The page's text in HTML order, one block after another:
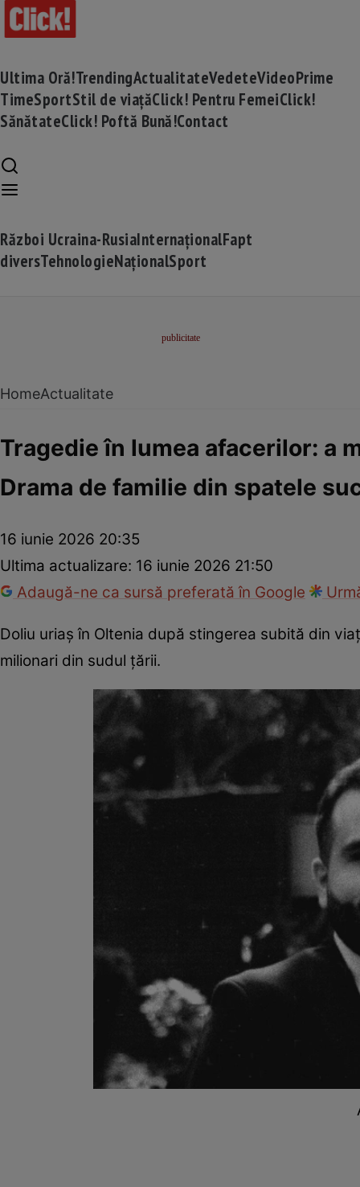
Ultima Oră!TrendingActualitateVedeteVideoPrime
TimeSportStil de viațăClick! Pentru FemeiClick!
SănătateClick! Poftă Bună!Contact
Război Ucraina-RusiaInternaționalFapt
diversTehnologieNaționalSport
HomeActualitate
Tragedie în lumea afacerilor: a
Drama de familie din spatele
16 iunie 2026 20:35
Ultima actualizare: 16 iunie 2026 21:50
Adaugă-ne ca sursă preferată în Google
Doliu uriaș în Oltenia după stingerea subită din
milionari din sudul țării.